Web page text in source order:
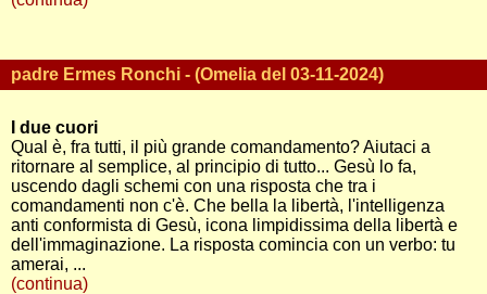
padre Ermes Ronchi - (Omelia del 03-11-2024)
I due cuori
Qual è, fra tutti, il più grande comandamento? Aiutaci a
ritornare al semplice, al principio di tutto... Gesù lo fa,
uscendo dagli schemi con una risposta che tra i
comandamenti non c'è. Che bella la libertà, l'intelligenza
anti conformista di Gesù, icona limpidissima della libertà e
dell'immaginazione. La risposta comincia con un verbo: tu
amerai, ...
(continua)